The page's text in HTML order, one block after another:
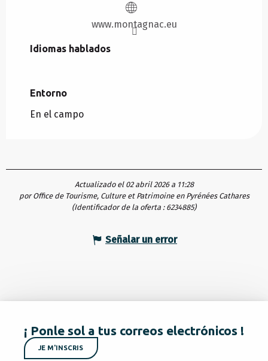
www.montagnac.eu
Idiomas hablados
Idiomas hablados
Entorno
Entorno
En el campo
Actualizado el 02 abril 2026 a 11:28
por Office de Tourisme, Culture et Patrimoine en Pyrénées Cathares
(Identificador de la oferta : 6234885)
Señalar un error
¡ Ponle sol a tus correos electrónicos !
JE M'INSCRIS